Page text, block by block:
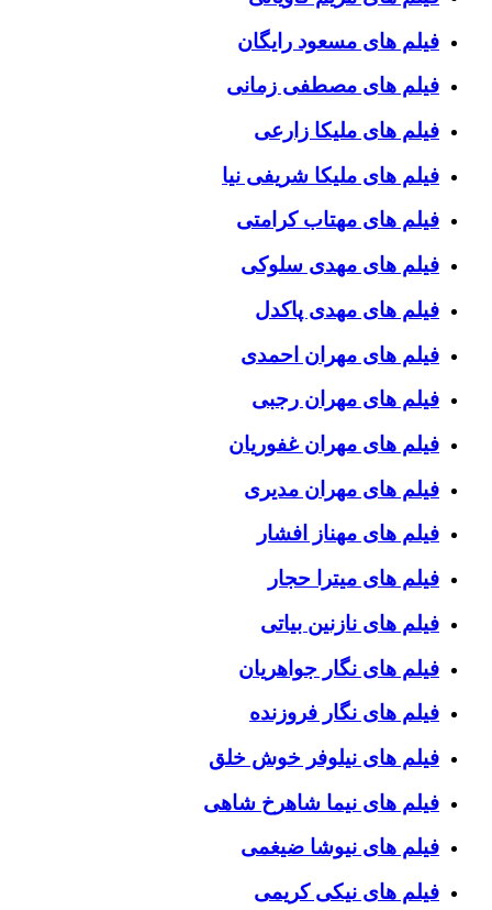
فیلم های مسعود رایگان
فیلم های مصطفی زمانی
فیلم های ملیکا زارعی
فیلم های ملیکا شریفی نیا
فیلم های مهتاب کرامتی
فیلم های مهدی سلوکی
فیلم های مهدی پاکدل
فیلم های مهران احمدی
فیلم های مهران رجبی
فیلم های مهران غفوریان
فیلم های مهران مدیری
فیلم های مهناز افشار
فیلم های میترا حجار
فیلم های نازنین بیاتی
فیلم های نگار جواهریان
فیلم های نگار فروزنده
فیلم های نیلوفر خوش خلق
فیلم های نیما شاهرخ شاهی
فیلم های نیوشا ضیغمی
فیلم های نیکی کریمی